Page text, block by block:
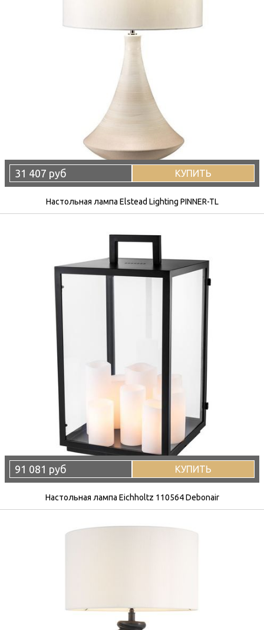
31 407 руб КУПИТЬ
Настольная лампа Elstead Lighting PINNER-TL
91 081 руб КУПИТЬ
Настольная лампа Eichholtz 110564 Debonair